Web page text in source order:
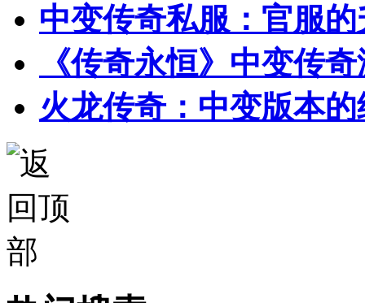
中变传奇私服：官服
《传奇永恒》中变传
火龙传奇：中变版本